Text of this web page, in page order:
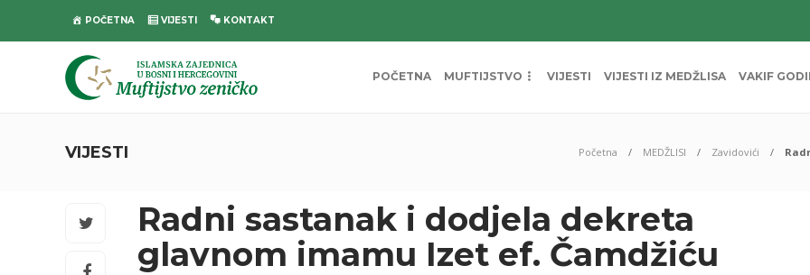
POČETNA VIJESTI KONTAKT
POČETNA MUFTIJSTVO VIJESTI VIJESTI IZ MEDŽLISA VAKIF
VIJESTI Početna MEDŽLISI Zavidovići
Radni sastanak i dodjela dekreta
glavnom imamu Izet ef. Čamdžiću